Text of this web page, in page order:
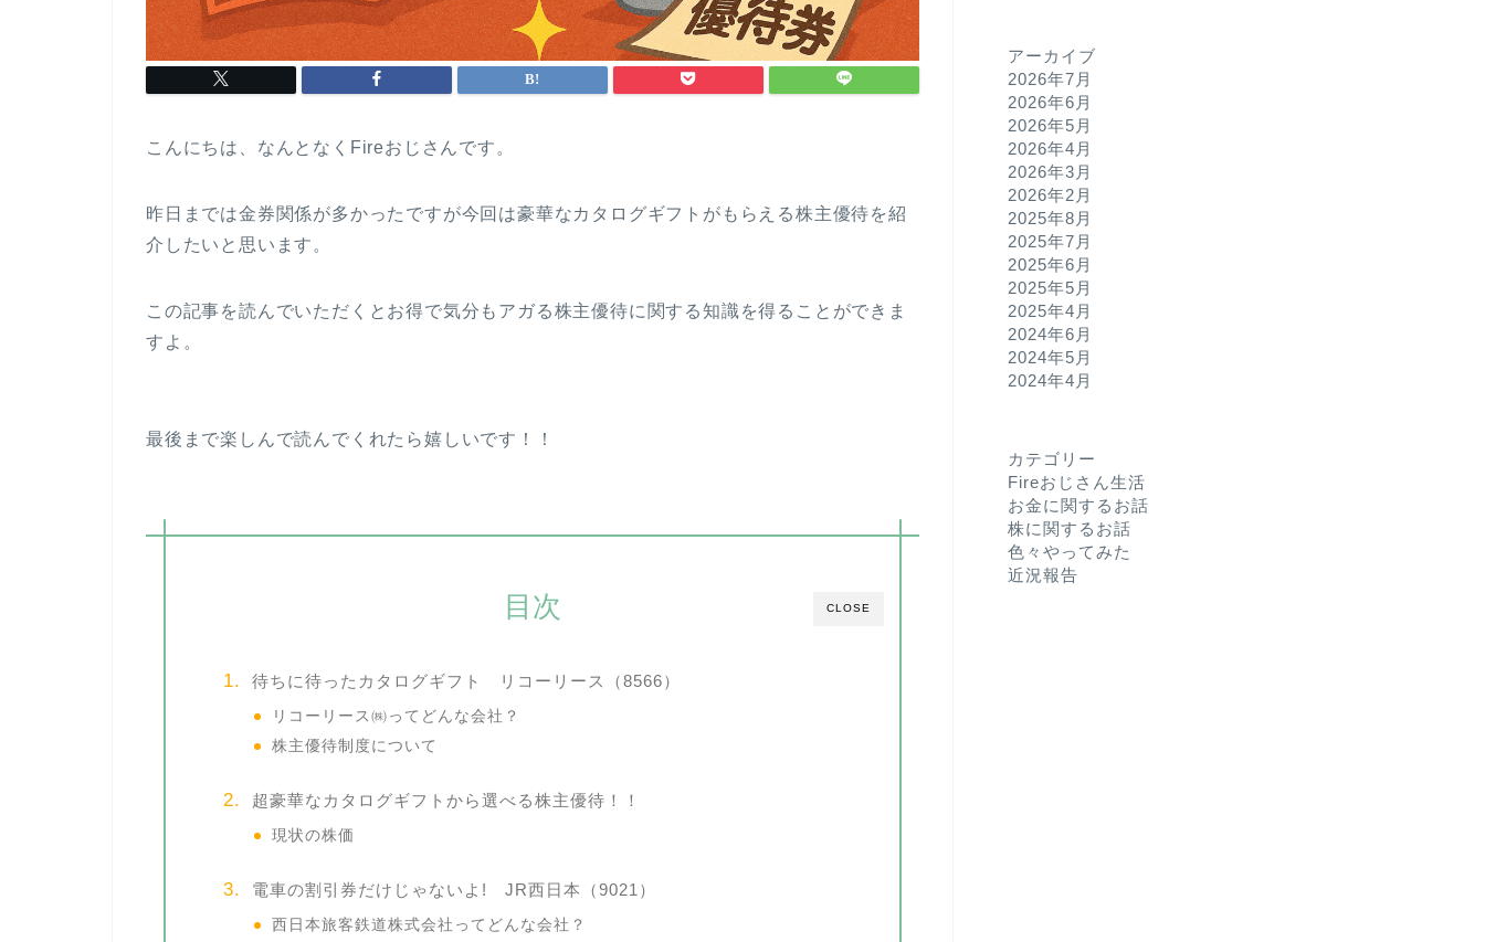
こんにちは、なんとなくFireおじさんです。
昨日までは金券関係が多かったですが今回は豪華なカタログギフトがもらえる株主優待を紹
介したいと思います。
この記事を読んでいただくとお得で気分もアガる株主優待に関する知識を得ることができま
すよ。
最後まで楽しんで読んでくれたら嬉しいです！！
CLOSE
目次
待ちに待ったカタログギフト リコーリース（8566）
リコーリース㈱ってどんな会社？
株主優待制度について
超豪華なカタログギフトから選べる株主優待！！
現状の株価
電車の割引券だけじゃないよ! JR西日本（9021）
西日本旅客鉄道株式会社ってどんな会社？
アーカイブ
2026年7月
2026年6月
2026年5月
2026年4月
2026年3月
2026年2月
2025年8月
2025年7月
2025年6月
2025年5月
2025年4月
2024年6月
2024年5月
2024年4月
カテゴリー
Fireおじさん生活
お金に関するお話
株に関するお話
色々やってみた
近況報告